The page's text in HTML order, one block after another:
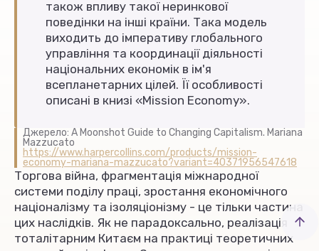
також впливу такої неринкової
поведінки на інші країни. Така модель
виходить до імперативу глобального
управління та координації діяльності
національних економік в ім'я
всепланетарних цілей. Її особливості
описані в книзі «Mission Economy».
Джерело: A Moonshot Guide to Changing Capitalism. Mariana
Mazzucato
https://www.harpercollins.com/products/mission-
economy-mariana-mazzucato?variant=40371956547618
Торгова війна, фрагментація міжнародної
системи поділу праці, зростання економічного
націоналізму та ізоляціонізму - це тільки частина
цих наслідків. Як не парадоксально, реалізація
тоталітарним Китаєм на практиці теоретичних